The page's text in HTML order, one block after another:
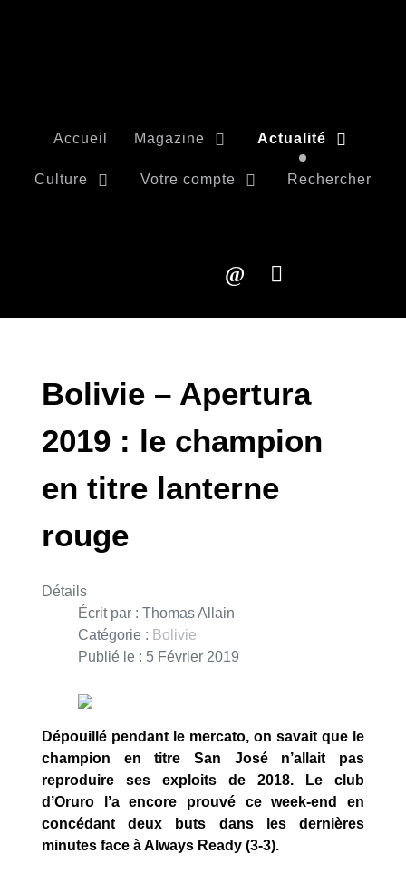
Accueil Magazine Actualité
Culture Votre compte Rechercher
Bolivie – Apertura
2019 : le champion
en titre lanterne
rouge
Détails
Écrit par : Thomas Allain
Catégorie : Bolivie
Publié le : 5 Février 2019
Dépouillé pendant le mercato, on savait que le
champion en titre San José n’allait pas
reproduire ses exploits de 2018. Le club
d’Oruro l’a encore prouvé ce week-end en
concédant deux buts dans les dernières
minutes face à Always Ready (3-3).